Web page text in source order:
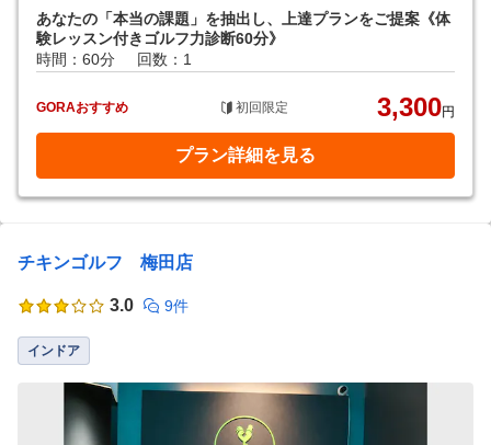
あなたの「本当の課題」を抽出し、上達プランをご提案《体
験レッスン付きゴルフ力診断60分》
時間：60分
回数：1
GORAおすすめ 初回限定 3,300円
プラン詳細を見る
チキンゴルフ 梅田店
3.0 9件
インドア